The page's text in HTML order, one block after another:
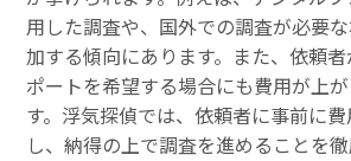
用した調査や、国外での調査が必要
加する傾向にあります。また、依頼
ポートを希望する場合にも費用が上
す。浮気探偵では、依頼者に事前に
し、納得の上で調査を進めることを徹